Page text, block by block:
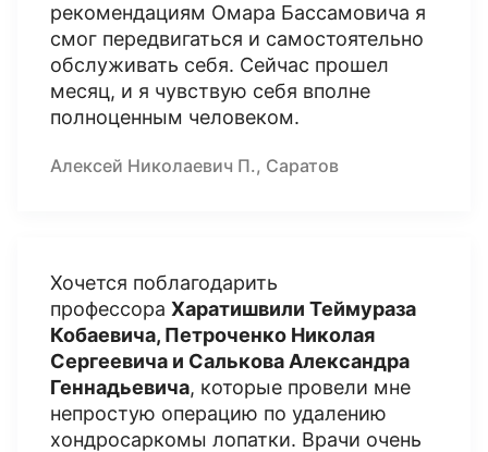
рекомендациям Омара Бассамовича я
смог передвигаться и самостоятельно
обслуживать себя. Сейчас прошел
месяц, и я чувствую себя вполне
полноценным человеком.
Алексей Николаевич П., Саратов
Хочется поблагодарить
профессора Харатишвили Теймураза
Кобаевича, Петроченко Николая
Сергеевича и Салькова Александра
Геннадьевича, которые провели мне
непростую операцию по удалению
хондросаркомы лопатки. Врачи очень